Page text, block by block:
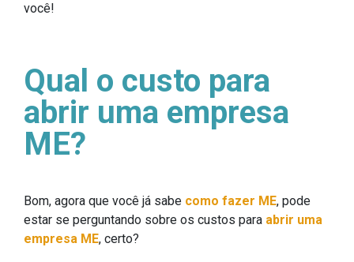
você!
Qual o custo para
abrir uma empresa
ME?
Bom, agora que você já sabe como fazer ME, pode
estar se perguntando sobre os custos para abrir uma
empresa ME, certo?